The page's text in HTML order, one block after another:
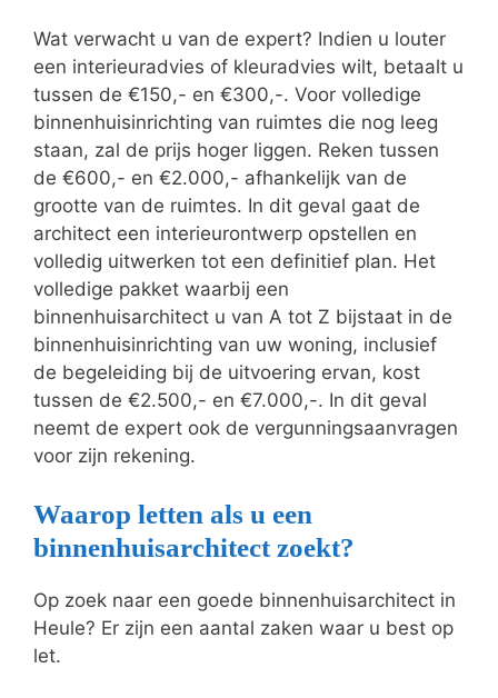
Wat verwacht u van de expert? Indien u louter
een interieuradvies of kleuradvies wilt, betaalt u
tussen de €150,- en €300,-. Voor volledige
binnenhuisinrichting van ruimtes die nog leeg
staan, zal de prijs hoger liggen. Reken tussen
de €600,- en €2.000,- afhankelijk van de
grootte van de ruimtes. In dit geval gaat de
architect een interieurontwerp opstellen en
volledig uitwerken tot een definitief plan. Het
volledige pakket waarbij een
binnenhuisarchitect u van A tot Z bijstaat in de
binnenhuisinrichting van uw woning, inclusief
de begeleiding bij de uitvoering ervan, kost
tussen de €2.500,- en €7.000,-. In dit geval
neemt de expert ook de vergunningsaanvragen
voor zijn rekening.
Waarop letten als u een
binnenhuisarchitect zoekt?
Op zoek naar een goede binnenhuisarchitect in
Heule? Er zijn een aantal zaken waar u best op
let.